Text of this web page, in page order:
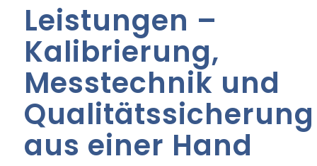
Leistungen –
Kalibrierung,
Messtechnik und
Qualitätssicherung
aus einer Hand